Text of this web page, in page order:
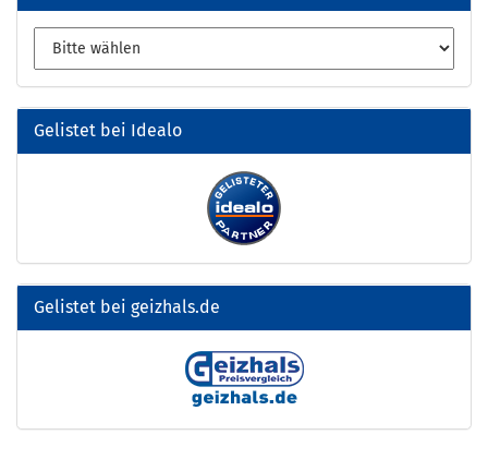
Gelistet bei Idealo
Gelistet bei geizhals.de